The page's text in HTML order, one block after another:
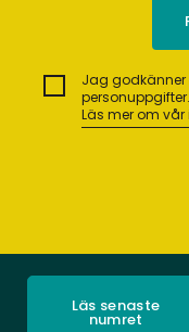
Jag
personuppgifter.
Läs mer om
Läs senaste
numret